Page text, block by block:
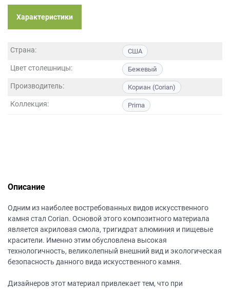
Характеристики
Страна: США
Цвет столешницы: Бежевый
Производитель: Кориан (Corian)
Коллекция: Prima
Описание
Одним из наиболее востребованных видов искусственного
камня стал Corian. Основой этого композитного материала
является акриловая смола, тригидрат алюминия и пищевые
красители. Именно этим обусловлена высокая
технологичность, великолепный внешний вид и экологическая
безопасность данного вида искусственного камня.
Дизайнеров этот материал привлекает тем, что при
персональных
данных.